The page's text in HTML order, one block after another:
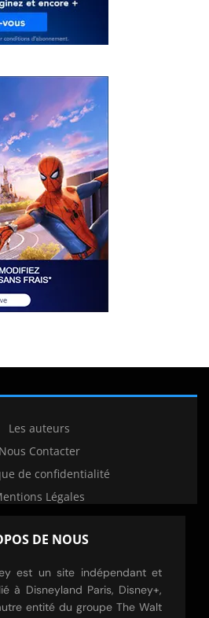
Les auteurs
Nous Contacter
de confidentialité
Légales
DE NOUS
est un site indépendant et
à Disneyland Paris, Disney+,
entité du groupe The Walt